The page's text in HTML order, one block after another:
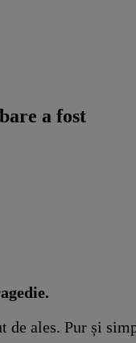
a fost
ales. Pur și